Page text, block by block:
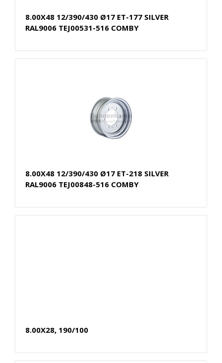
8.00X48 12/390/430 Ø17 ET-177 SILVER
RAL9006 TEJ00531-516 COMBY
8.00X48 12/390/430 Ø17 ET-218 SILVER
RAL9006 TEJ00848-516 COMBY
8.00X28, 190/100